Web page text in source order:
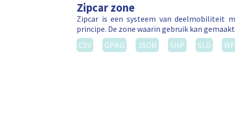
Zipcar zone
Zipcar is een systeem van deelmobiliteit
principe. De zone waarin gebruik kan
CSV
GPKG JSON SHP SLD